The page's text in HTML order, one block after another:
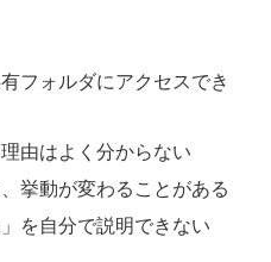
フォルダにアクセスでき
由はよく分からない
挙動が変わることがある
を自分で説明できない